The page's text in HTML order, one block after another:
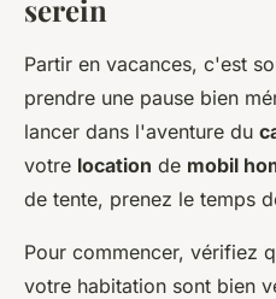
serein
Partir en vacances, c'est
prendre une pause bien
lancer dans l'aventure du
votre location de mobil
de tente, prenez le temps
Pour commencer, vérifiez
votre habitation sont bien